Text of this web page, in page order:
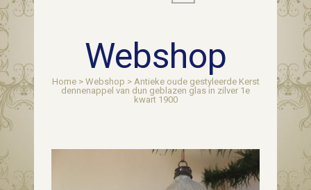
Webshop
Home> Webshop > Antieke oude gestyleerde Kerst
dennenappel van dun geblazen glas in zilver 1e
kwart 1900